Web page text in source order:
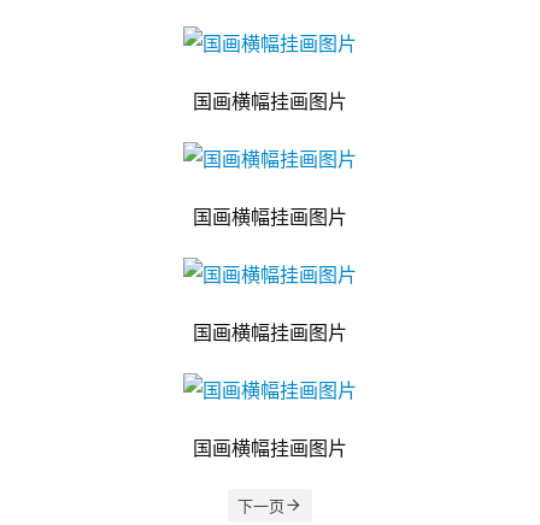
国画横幅挂画图片
国画横幅挂画图片
国画横幅挂画图片
国画横幅挂画图片
下一页